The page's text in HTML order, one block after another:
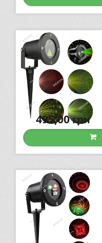
495,00грн